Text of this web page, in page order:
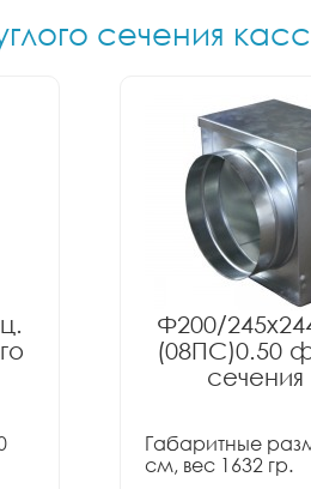
сечения
Ф200/
(08ПС)0.50
Габаритные
см, вес 1632 гр.